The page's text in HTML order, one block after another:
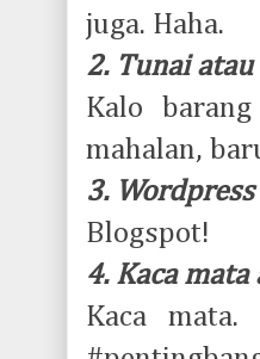
juga. Haha.
2. Tunai
Kalo
mahalan,
3.
Blogspot!
4. Kaca mata
Kaca